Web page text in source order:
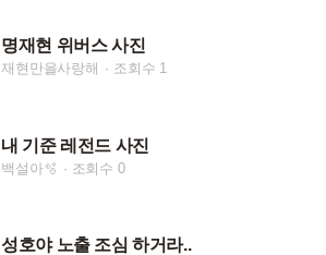
명재현 위버스 사진
재현만을사랑해 조회수 1
내 기준 레전드 사진
백설아🫧 조회수 0
성호야 노출 조심 하거라..